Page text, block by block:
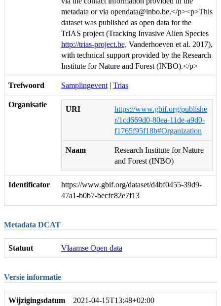
metadata or via opendata@inbo.be.</p><p>This
dataset was published as open data for the
TrIAS project (Tracking Invasive Alien Species
http://trias-project.be, Vanderhoeven et al. 2017),
with technical support provided by the Research
Institute for Nature and Forest (INBO).</p>
Trefwoord Samplingevent | Trias
Organisatie
URI
https://www.gbif.org/publishe
r/1cd669d0-80ea-11de-a9d0-
f1765f95f18b#Organization
Naam
Research Institute for Nature
and Forest (INBO)
Identificator
https://www.gbif.org/dataset/d4bf0455-39d9-
47a1-b0b7-becfc82e7f13
Metadata DCAT
Statuut Vlaamse Open data
Versie informatie
Wijzigingsdatum 2021-04-15T13:48+02:00